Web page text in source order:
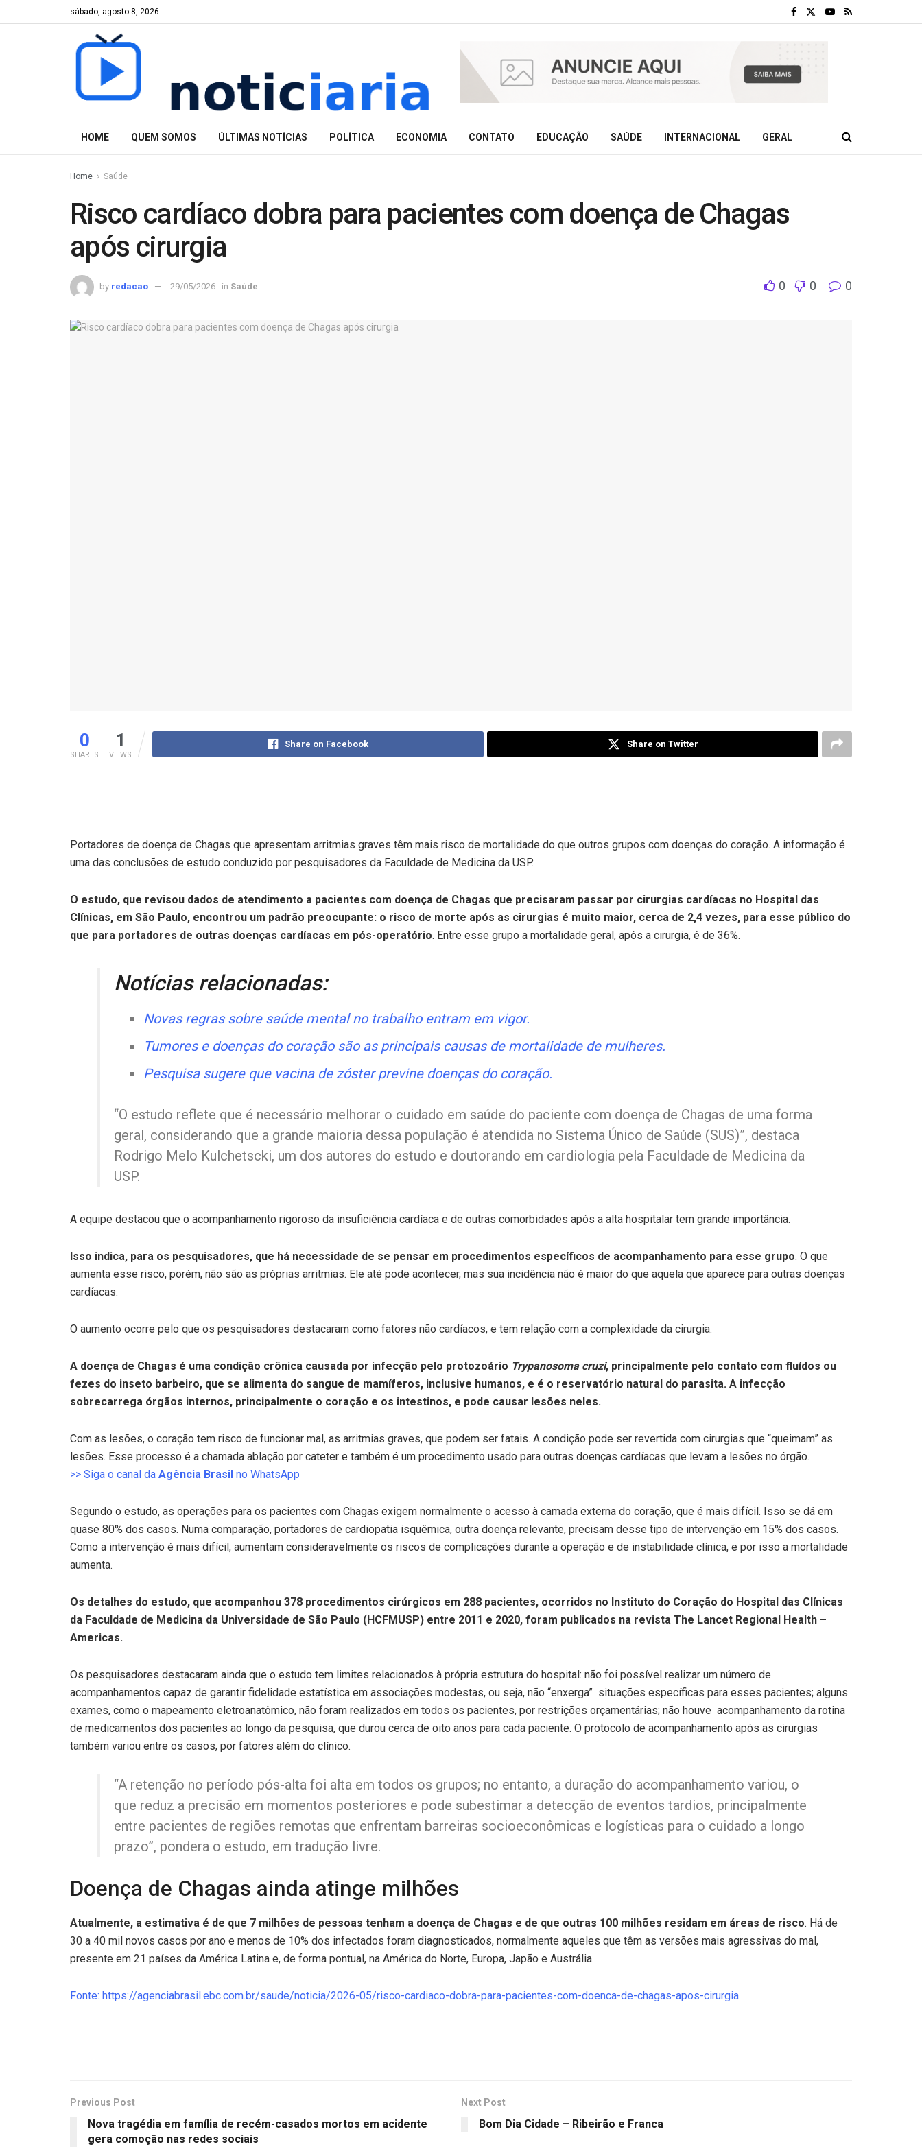
sábado, agosto 8, 2026
HOME QUEM SOMOS ÚLTIMAS NOTÍCIAS POLÍTICA ECONOMIA CONTATO EDUCAÇÃO SAÚDE INTERNACIONAL GERAL
Home Saúde
Risco cardíaco dobra para pacientes com doença de Chagas
após cirurgia
by redacao 29/05/2026 in Saúde 0 0 0
0
SHARES
1
VIEWS
Share on Facebook Share on Twitter
Portadores de doença de Chagas que apresentam arritmias graves têm mais risco de mortalidade do que outros grupos com doenças do coração. A informação é
uma das conclusões de estudo conduzido por pesquisadores da Faculdade de Medicina da USP.
O estudo, que revisou dados de atendimento a pacientes com doença de Chagas que precisaram passar por cirurgias cardíacas no Hospital das
Clínicas, em São Paulo, encontrou um padrão preocupante: o risco de morte após as cirurgias é muito maior, cerca de 2,4 vezes, para esse público do
que para portadores de outras doenças cardíacas em pós-operatório. Entre esse grupo a mortalidade geral, após a cirurgia, é de 36%.
Notícias relacionadas:
Novas regras sobre saúde mental no trabalho entram em vigor.
Tumores e doenças do coração são as principais causas de mortalidade de mulheres.
Pesquisa sugere que vacina de zóster previne doenças do coração.
“O estudo reflete que é necessário melhorar o cuidado em saúde do paciente com doença de Chagas de uma forma
geral, considerando que a grande maioria dessa população é atendida no Sistema Único de Saúde (SUS)”, destaca
Rodrigo Melo Kulchetscki, um dos autores do estudo e doutorando em cardiologia pela Faculdade de Medicina da
USP.
A equipe destacou que o acompanhamento rigoroso da insuficiência cardíaca e de outras comorbidades após a alta hospitalar tem grande importância.
Isso indica, para os pesquisadores, que há necessidade de se pensar em procedimentos específicos de acompanhamento para esse grupo. O que
aumenta esse risco, porém, não são as próprias arritmias. Ele até pode acontecer, mas sua incidência não é maior do que aquela que aparece para outras doenças
cardíacas.
O aumento ocorre pelo que os pesquisadores destacaram como fatores não cardíacos, e tem relação com a complexidade da cirurgia.
A doença de Chagas é uma condição crônica causada por infecção pelo protozoário Trypanosoma cruzi, principalmente pelo contato com fluídos ou
fezes do inseto barbeiro, que se alimenta do sangue de mamíferos, inclusive humanos, e é o reservatório natural do parasita. A infecção
sobrecarrega órgãos internos, principalmente o coração e os intestinos, e pode causar lesões neles.
Com as lesões, o coração tem risco de funcionar mal, as arritmias graves, que podem ser fatais. A condição pode ser revertida com cirurgias que “queimam” as
lesões. Esse processo é a chamada ablação por cateter e também é um procedimento usado para outras doenças cardíacas que levam a lesões no órgão.
>> Siga o canal da Agência Brasil no WhatsApp
Segundo o estudo, as operações para os pacientes com Chagas exigem normalmente o acesso à camada externa do coração, que é mais difícil. Isso se dá em
quase 80% dos casos. Numa comparação, portadores de cardiopatia isquêmica, outra doença relevante, precisam desse tipo de intervenção em 15% dos casos.
Como a intervenção é mais difícil, aumentam consideravelmente os riscos de complicações durante a operação e de instabilidade clínica, e por isso a mortalidade
aumenta.
Os detalhes do estudo, que acompanhou 378 procedimentos cirúrgicos em 288 pacientes, ocorridos no Instituto do Coração do Hospital das Clínicas
da Faculdade de Medicina da Universidade de São Paulo (HCFMUSP) entre 2011 e 2020, foram publicados na revista The Lancet Regional Health –
Americas.
Os pesquisadores destacaram ainda que o estudo tem limites relacionados à própria estrutura do hospital: não foi possível realizar um número de
acompanhamentos capaz de garantir fidelidade estatística em associações modestas, ou seja, não “enxerga” situações específicas para esses pacientes; alguns
exames, como o mapeamento eletroanatômico, não foram realizados em todos os pacientes, por restrições orçamentárias; não houve acompanhamento da rotina
de medicamentos dos pacientes ao longo da pesquisa, que durou cerca de oito anos para cada paciente. O protocolo de acompanhamento após as cirurgias
também variou entre os casos, por fatores além do clínico.
“A retenção no período pós-alta foi alta em todos os grupos; no entanto, a duração do acompanhamento variou, o
que reduz a precisão em momentos posteriores e pode subestimar a detecção de eventos tardios, principalmente
entre pacientes de regiões remotas que enfrentam barreiras socioeconômicas e logísticas para o cuidado a longo
prazo”, pondera o estudo, em tradução livre.
Doença de Chagas ainda atinge milhões
Atualmente, a estimativa é de que 7 milhões de pessoas tenham a doença de Chagas e de que outras 100 milhões residam em áreas de risco. Há de
30 a 40 mil novos casos por ano e menos de 10% dos infectados foram diagnosticados, normalmente aqueles que têm as versões mais agressivas do mal,
presente em 21 países da América Latina e, de forma pontual, na América do Norte, Europa, Japão e Austrália.
Fonte: https://agenciabrasil.ebc.com.br/saude/noticia/2026-05/risco-cardiaco-dobra-para-pacientes-com-doenca-de-chagas-apos-cirurgia
Previous Post
Nova tragédia em família de recém-casados mortos em acidente
gera comoção nas redes sociais
Next Post
Bom Dia Cidade – Ribeirão e Franca